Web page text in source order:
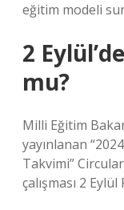
eğitim modeli
2
mu?
Milli Eğitim
yayınlanan
Takvimi”
çalışması 2